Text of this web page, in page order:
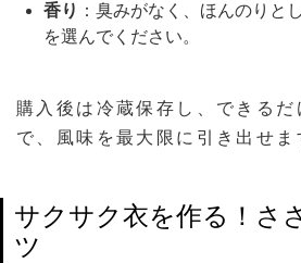
香り ：臭みがなく、ほんのりと
を選んでください。
購入後は冷蔵保存し、できるだ
で、風味を最大限に引き出せま
サクサク衣を作る！さ
ツ